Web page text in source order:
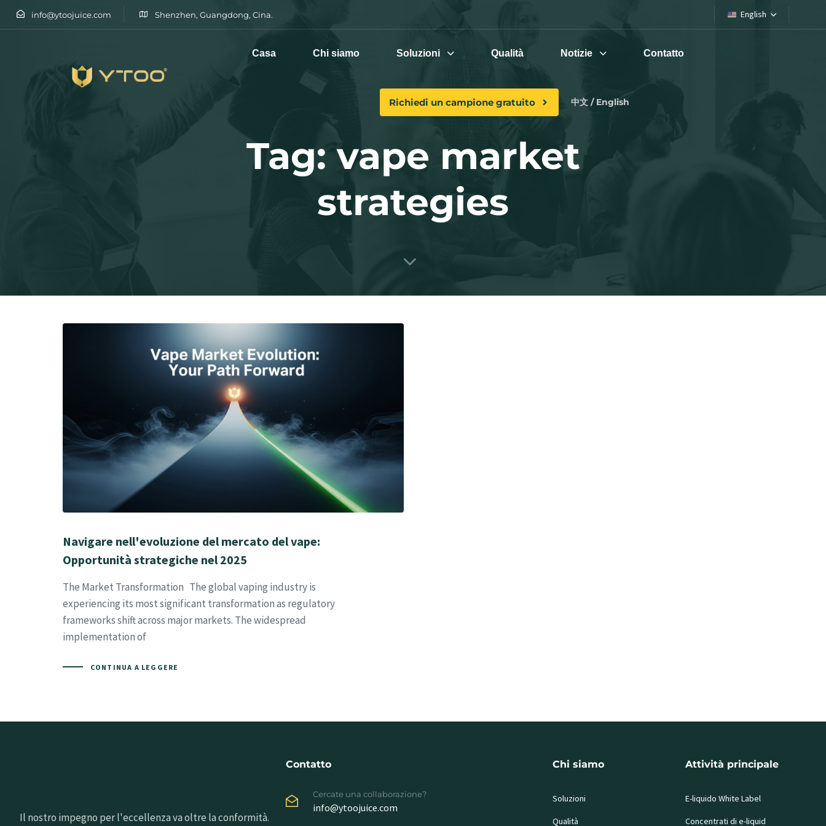
info@ytoojuice.com Shenzhen, Guangdong, Cina. English
Digitare e premere invio
Casa Chi siamo Soluzioni Qualità Notizie Contatto
Richiedi un campione gratuito 中文 / English
Tag: vape market
strategies
Navigare nell'evoluzione del mercato del vape:
Opportunità strategiche nel 2025
The Market Transformation The global vaping industry is
experiencing its most significant transformation as regulatory
frameworks shift across major markets. The widespread
implementation of
CONTINUA A LEGGERE
Il nostro impegno per l'eccellenza va oltre la conformità.
Contatto
Cercate una collaborazione?
info@ytoojuice.com
Chi siamo
Soluzioni
Qualità
Attività principale
E-liquido White Label
Concentrati di e-liquid